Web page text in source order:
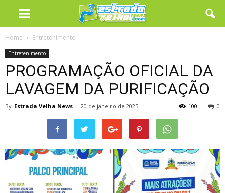
Home Entretenimento
Entretenimento
PROGRAMAÇÃO OFICIAL DA
LAVAGEM DA PURIFICAÇÃO
By Estrada Velha News - 20 de janeiro de 2025 0
100